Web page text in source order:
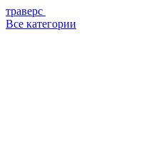
траверс
Все категории